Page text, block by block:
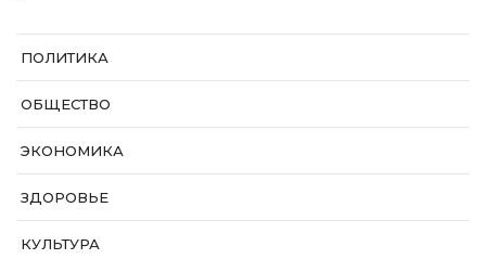
ПОЛИТИКА
ОБЩЕСТВО
ЭКОНОМИКА
ЗДОРОВЬЕ
КУЛЬТУРА